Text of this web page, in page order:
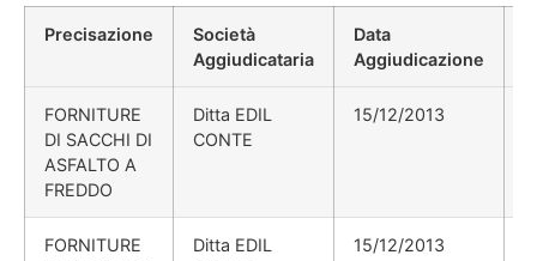
Precisazione
Società
Aggiudicataria
Data
Aggiudicazione
FORNITURE
DI SACCHI DI
ASFALTO A
FREDDO
Ditta EDIL
CONTE
15/12/2013
FORNITURE
Ditta EDIL
15/12/2013